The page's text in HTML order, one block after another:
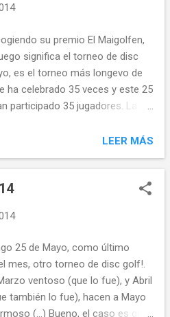
quien llega a tarde a abrir
voto, en nuestros torneos
nuestros tópicos, también
a última hora, y comienzan
empezar del resto de
Con lo que de momento no
momento). En el caso de que
tendrían como discos
Pro (sentimos la...
su premio El Maigolfen,
significa el torneo de disc
es el torneo más longevo de
ha celebrado 35 veces y este 25
participado 35 jugadores. La
en un parque del centro de la
se ha convertido en un torneo
últimos años ha estado fuera
para los jugadores de Oslo
muy mal tiempo, y hemos
discos constantemente
primeros hoyos. La ronda se
en una prueba de carácter, y
LEER MÁS
25 de Mayo, como último
mes, otro torneo de disc golf!.
ventoso (que lo fue), y Abril
también lo fue), hacen a Mayo
(...) Bueno, el caso es que